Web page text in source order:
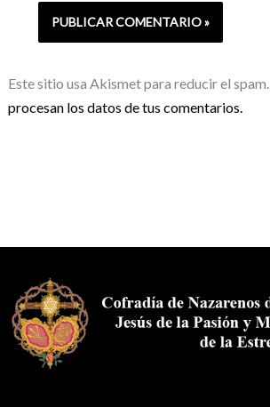
Este sitio usa Akismet para reducir el spam.
procesan los datos de tus comentarios.